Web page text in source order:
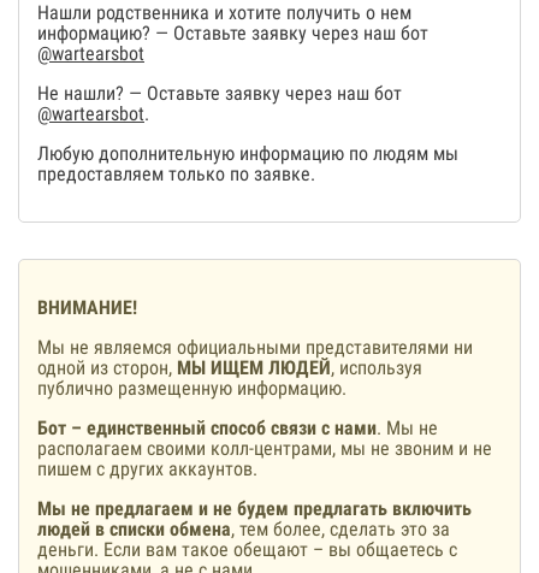
Нашли родственника и хотите получить о нем
информацию? — Оставьте заявку через наш бот
@wartearsbot
Не нашли? — Оставьте заявку через наш бот
@wartearsbot.
Любую дополнительную информацию по людям мы
предоставляем только по заявке.
ВНИМАНИЕ!
Мы не являемся официальными представителями ни
одной из сторон, МЫ ИЩЕМ ЛЮДЕЙ, используя
публично размещенную информацию.
Бот – единственный способ связи с нами. Мы не
располагаем своими колл-центрами, мы не звоним и не
пишем с других аккаунтов.
Мы не предлагаем и не будем предлагать включить
людей в списки обмена, тем более, сделать это за
деньги. Если вам такое обещают – вы общаетесь с